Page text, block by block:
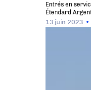
Entrés en
Étendard
13 juin 2023